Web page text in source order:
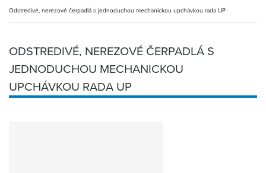
Kariéra
Kontakty
Priemyselný park HENNLICH
Prihlásenie
Odstredivé, nerezové čerpadlá s jednoduchou mechanickou upchávkou rada UP
ODSTREDIVÉ, NEREZOVÉ ČERPADLÁ S
JEDNODUCHOU MECHANICKOU
UPCHÁVKOU RADA UP